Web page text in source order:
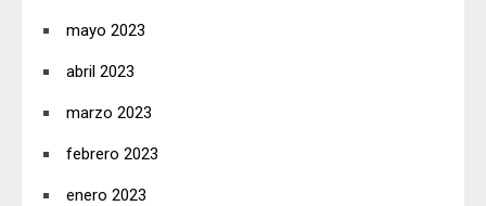
mayo 2023
abril 2023
marzo 2023
febrero 2023
enero 2023